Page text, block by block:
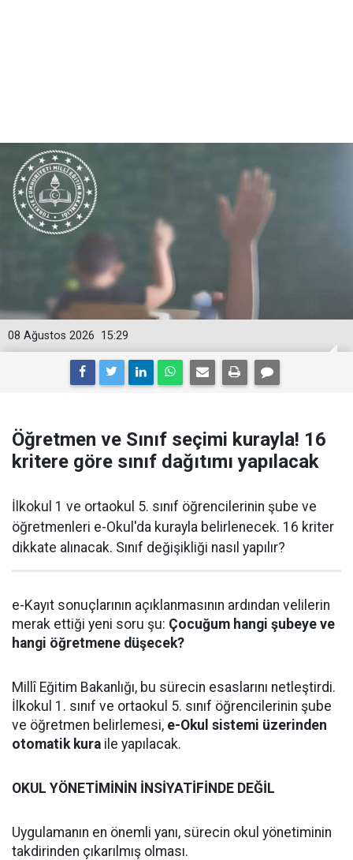
15:29
08 Ağustos 2026
Öğretmen ve Sınıf seçimi kurayla! 16
kritere göre sınıf dağıtımı yapılacak
İlkokul 1 ve ortaokul 5. sınıf öğrencilerinin şube ve
öğretmenleri e-Okul'da kurayla belirlenecek. 16 kriter
dikkate alınacak. Sınıf değişikliği nasıl yapılır?
e-Kayıt sonuçlarının açıklanmasının ardından velilerin
merak ettiği yeni soru şu: Çocuğum hangi şubeye ve
hangi öğretmene düşecek?
Millî Eğitim Bakanlığı, bu sürecin esaslarını netleştirdi.
İlkokul 1. sınıf ve ortaokul 5. sınıf öğrencilerinin şube
ve öğretmen belirlemesi, e-Okul sistemi üzerinden
otomatik kura ile yapılacak.
OKUL YÖNETİMİNİN İNSİYATİFİNDE DEĞİL
Uygulamanın en önemli yanı, sürecin okul yönetiminin
takdirinden çıkarılmış olması.